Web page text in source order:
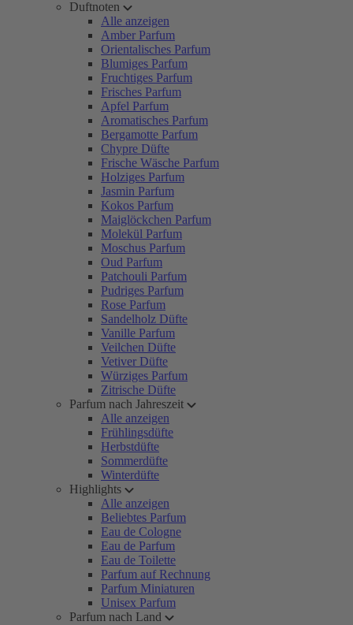
Duftnoten
Alle anzeigen
Amber Parfum
Orientalisches Parfum
Blumiges Parfum
Fruchtiges Parfum
Frisches Parfum
Apfel Parfum
Aromatisches Parfum
Bergamotte Parfum
Chypre Düfte
Frische Wäsche Parfum
Holziges Parfum
Jasmin Parfum
Kokos Parfum
Maiglöckchen Parfum
Molekül Parfum
Moschus Parfum
Oud Parfum
Patchouli Parfum
Pudriges Parfum
Rose Parfum
Sandelholz Düfte
Vanille Parfum
Veilchen Düfte
Vetiver Düfte
Würziges Parfum
Zitrische Düfte
Parfum nach Jahreszeit
Alle anzeigen
Frühlingsdüfte
Herbstdüfte
Sommerdüfte
Winterdüfte
Highlights
Alle anzeigen
Beliebtes Parfum
Eau de Cologne
Eau de Parfum
Eau de Toilette
Parfum auf Rechnung
Parfum Miniaturen
Unisex Parfum
Parfum nach Land